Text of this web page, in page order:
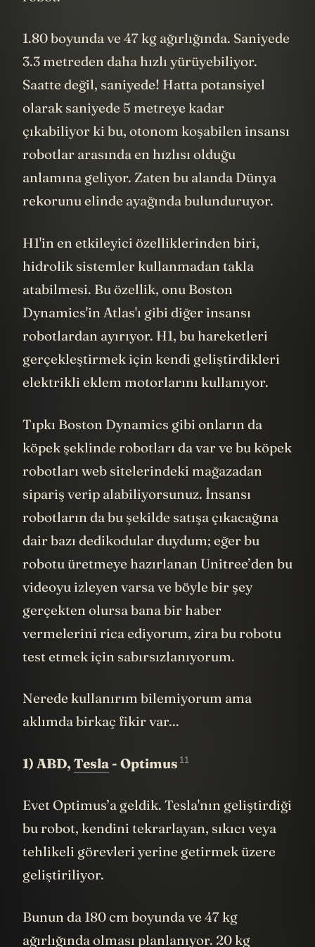
1.80 boyunda ve 47 kg ağırlığında. Saniyede
3.3 metreden daha hızlı yürüyebiliyor.
Saatte değil, saniyede! Hatta potansiyel
olarak saniyede 5 metreye kadar
çıkabiliyor ki bu, otonom koşabilen insansı
robotlar arasında en hızlısı olduğu
anlamına geliyor. Zaten bu alanda Dünya
H1'in en etkileyici özelliklerinden biri,
hidrolik sistemler kullanmadan takla
atabilmesi. Bu özellik, onu Boston
Dynamics'in Atlas'ı gibi diğer insansı
robotlardan ayırıyor. H1, bu hareketleri
gerçekleştirmek için kendi geliştirdikleri
Tıpkı Boston Dynamics gibi onların da
köpek şeklinde robotları da var ve bu köpek
robotları web sitelerindeki mağazadan
sipariş verip alabiliyorsunuz. İnsansı
robotların da bu şekilde satışa çıkacağına
dair bazı dedikodular duydum; eğer bu
robotu üretmeye hazırlanan Unitree’den bu
videoyu izleyen varsa ve böyle bir şey
gerçekten olursa bana bir haber
vermelerini rica ediyorum, zira bu robotu
Nerede kullanırım bilemiyorum ama
Evet Optimus’a geldik. Tesla'nın geliştirdiği
bu robot, kendini tekrarlayan, sıkıcı veya
tehlikeli görevleri yerine getirmek üzere
Bunun da 180 cm boyunda ve 47 kg